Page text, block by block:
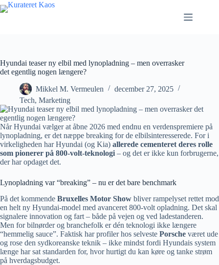
Fortsæt
til
Hyundai teaser ny elbil med lynopladning – men overrasker
det egentlig nogen længere?
Mikkel M. Vermeulen
december 27, 2025
Tech, Marketing
Når Hyundai vælger at åbne 2026 med endnu en verdenspremiere på
lynopladning, er det næppe breaking for de elbilsinteresserede. For i
virkeligheden har Hyundai (og Kia) allerede cementeret deres rolle
som pionerer på 800-volt-teknologi – og det er ikke kun forbrugerne,
der har opdaget det.
Lynopladning var “breaking” – nu er det bare benchmark
På det kommende Bruxelles Motor Show bliver rampelyset rettet mod
en helt ny Hyundai-model med avanceret 800-volt opladning. Det skal
signalere innovation og fart – både på vejen og ved ladestanderen.
Men for bilnørder og branchefolk er dén teknologi ikke længere
“hemmelig sauce”. Faktisk har profiler hos selveste Porsche været ude
og rose den sydkoreanske teknik – ikke mindst fordi Hyundais system
længe har sat standarden for, hvor hurtigt du kan køre og tanke strøm
på hverdagsbudget.